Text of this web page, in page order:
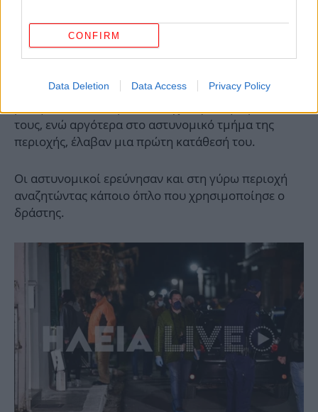
CONFIRM
Data Deletion Data Access Privacy Policy
Το 11χρονο παιδί που βρήκε δολοφονημένη την
κατάστημα για να ηρεμήσει ενώ οι αστυνομικοί των
τους, ενώ αργότερα στο αστυνομικό τμήμα της
περιοχής, έλαβαν μια πρώτη κατάθεσή του.
Οι αστυνομικοί ερεύνησαν και στη γύρω περιοχή
αναζητώντας κάποιο όπλο που χρησιμοποίησε ο
δράστης.